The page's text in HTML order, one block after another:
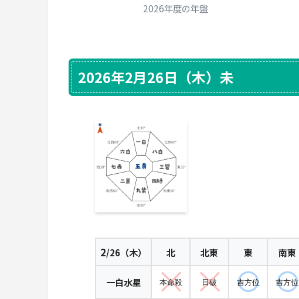
2026年度の年盤
2026年2月26日（木）未
2/26（木） 北 北東 東 南東
一白水星 本命殺 日破 吉方位 吉方位